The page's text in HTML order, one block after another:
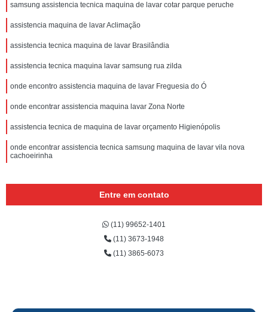
samsung assistencia tecnica maquina de lavar cotar parque peruche
assistencia maquina de lavar Aclimação
assistencia tecnica maquina de lavar Brasilândia
assistencia tecnica maquina lavar samsung rua zilda
onde encontro assistencia maquina de lavar Freguesia do Ó
onde encontrar assistencia maquina lavar Zona Norte
assistencia tecnica de maquina de lavar orçamento Higienópolis
onde encontrar assistencia tecnica samsung maquina de lavar vila nova
cachoeirinha
Entre em contato
(11) 99652-1401
(11) 3673-1948
(11) 3865-6073